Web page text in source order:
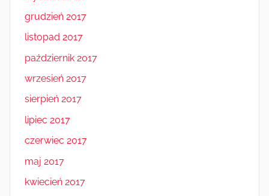
grudzień 2017
listopad 2017
październik 2017
wrzesień 2017
sierpień 2017
lipiec 2017
czerwiec 2017
maj 2017
kwiecień 2017